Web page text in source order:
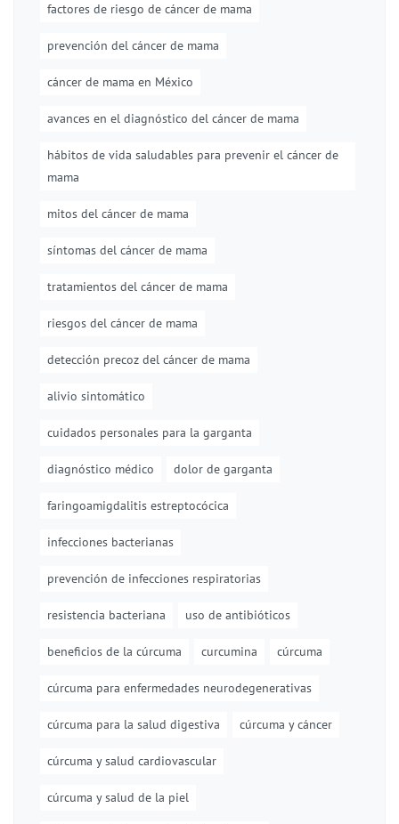
factores de riesgo de cáncer de mama
prevención del cáncer de mama
cáncer de mama en México
avances en el diagnóstico del cáncer de mama
hábitos de vida saludables para prevenir el cáncer de
mama
mitos del cáncer de mama
síntomas del cáncer de mama
tratamientos del cáncer de mama
riesgos del cáncer de mama
detección precoz del cáncer de mama
alivio sintomático
cuidados personales para la garganta
diagnóstico médico dolor de garganta
faringoamigdalitis estreptocócica
infecciones bacterianas
prevención de infecciones respiratorias
resistencia bacteriana uso de antibióticos
beneficios de la cúrcuma curcumina cúrcuma
cúrcuma para enfermedades neurodegenerativas
cúrcuma para la salud digestiva cúrcuma y cáncer
cúrcuma y salud cardiovascular
cúrcuma y salud de la piel